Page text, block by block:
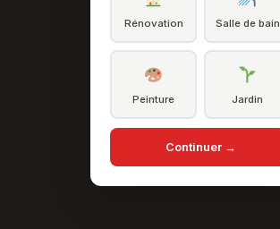
Rénovation Salle de bain
Peinture Jardin
Continuer →